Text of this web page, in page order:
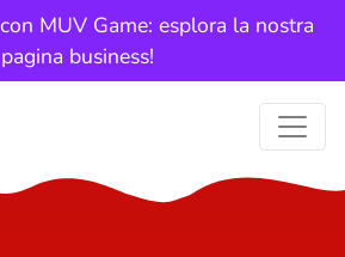
MUV Game: esplora la nostra
pagina business!